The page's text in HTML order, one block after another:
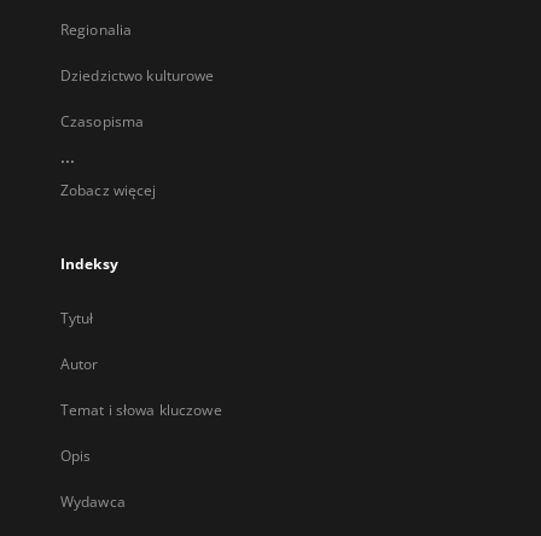
Regionalia
Dziedzictwo kulturowe
Czasopisma
...
Zobacz więcej
Indeksy
Tytuł
Autor
Temat i słowa kluczowe
Opis
Wydawca